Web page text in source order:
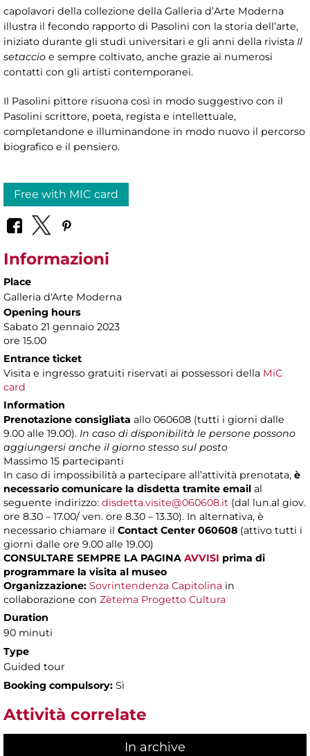
capolavori della collezione della Galleria d’Arte Moderna
illustra il fecondo rapporto di Pasolini con la storia dell’arte,
iniziato durante gli studi universitari e gli anni della rivista Il
setaccio e sempre coltivato, anche grazie ai numerosi
contatti con gli artisti contemporanei.
Il Pasolini pittore risuona così in modo suggestivo con il
Pasolini scrittore, poeta, regista e intellettuale,
completandone e illuminandone in modo nuovo il percorso
biografico e il pensiero.
Free with MIC card
Informazioni
Place
Galleria d'Arte Moderna
Opening hours
Sabato 21 gennaio 2023
ore 15.00
Entrance ticket
Visita e ingresso gratuiti riservati ai possessori della MiC
card
Information
Prenotazione consigliata allo 060608 (tutti i giorni dalle
9.00 alle 19.00). In caso di disponibilità le persone possono
aggiungersi anche il giorno stesso sul posto
Massimo 15 partecipanti
In caso di impossibilità a partecipare all’attività prenotata, è
necessario comunicare la disdetta tramite email al
seguente indirizzo: disdetta.visite@060608.it (dal lun.al giov.
ore 8.30 – 17.00/ ven. ore 8.30 – 13.30). In alternativa, è
necessario chiamare il Contact Center 060608 (attivo tutti i
giorni dalle ore 9.00 alle 19.00)
CONSULTARE SEMPRE LA PAGINA AVVISI prima di
programmare la visita al museo
Organizzazione: Sovrintendenza Capitolina in
collaborazione con Zètema Progetto Cultura
Duration
90 minuti
Type
Guided tour
Booking compulsory: Sì
Attività correlate
In archive